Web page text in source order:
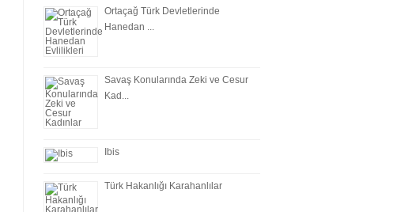
Ortaçağ Türk Devletlerinde
Hanedan ...
Savaş Konularında Zeki ve Cesur
Kad...
Ibis
Türk Hakanlığı Karahanlılar